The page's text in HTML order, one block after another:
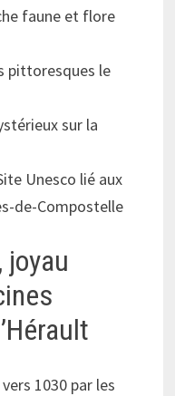
faune et flore
pittoresques le
sur la
Unesco lié aux
de-Compostelle
joyau
1030 par les